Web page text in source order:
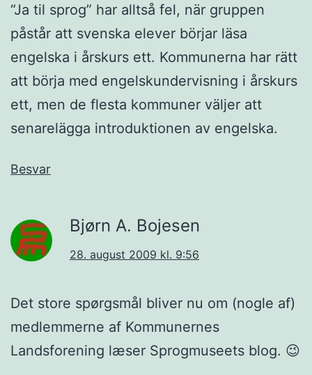
“Ja til sprog” har alltså fel, när gruppen
påstår att svenska elever börjar läsa
engelska i årskurs ett. Kommunerna har rätt
att börja med engelskundervisning i årskurs
ett, men de flesta kommuner väljer att
senarelägga introduktionen av engelska.
Besvar
Bjørn A. Bojesen
28. august 2009 kl. 9:56
Det store spørgsmål bliver nu om (nogle af)
medlemmerne af Kommunernes
Landsforening læser Sprogmuseets blog. 😉